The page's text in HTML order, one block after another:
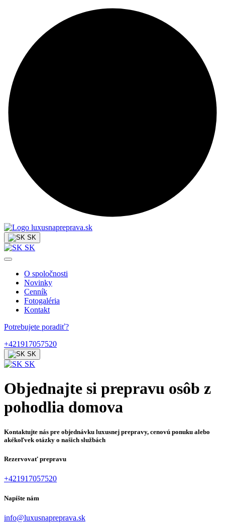
SK
SK
O spoločnosti
Novinky
Cenník
Fotogaléria
Kontakt
Potrebujete poradiť?
+421917057520
SK
SK
Objednajte si prepravu osôb z
pohodlia domova
Kontaktujte nás pre objednávku luxusnej prepravy, cenovú ponuku alebo
akékoľvek otázky o našich službách
Rezervovať prepravu
+421917057520
Napíšte nám
info@luxusnapreprava.sk